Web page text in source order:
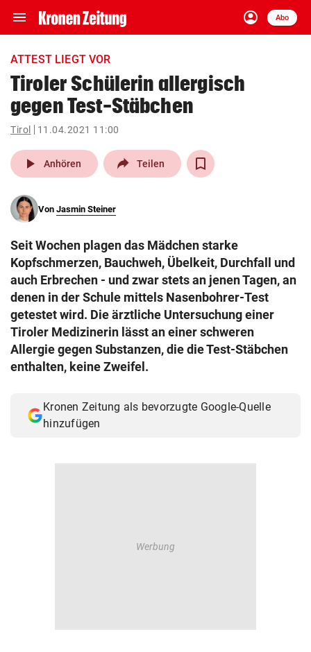
menu Navigation
ein-/ausklappen
account_circle
Anmelden
Abo
close Schließen
account_circle Anmelden
pin_drop
Wien arrow_right
search
eingeben
Muthgasse 2, 1190 Wien
ATTEST LIEGT VOR
Tiroler Schülerin allergisch
gegen Test-Stäbchen
Tirol 11.04.2021 11:00
play_arrow Anhören Teilen
Von Jasmin Steiner
Seit Wochen plagen das Mädchen starke
Kopfschmerzen, Bauchweh, Übelkeit, Durchfall und
auch Erbrechen - und zwar stets an jenen Tagen, an
denen in der Schule mittels Nasenbohrer-Test
getestet wird. Die ärztliche Untersuchung einer
Tiroler Medizinerin lässt an einer schweren
Allergie gegen Substanzen, die die Test-Stäbchen
enthalten, keine Zweifel.
Kronen Zeitung als bevorzugte Google-Quelle
hinzufügen